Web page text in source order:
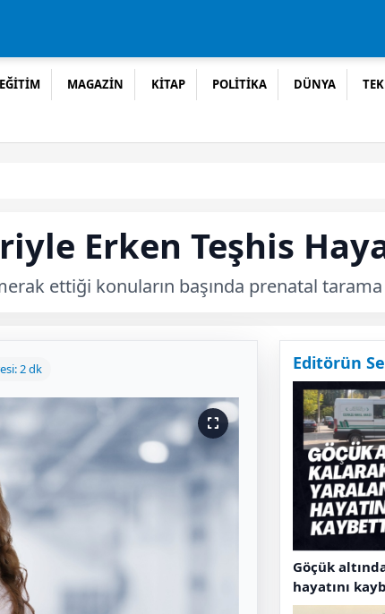
EĞİTİM MAGAZİN KİTAP POLİTİKA DÜNYA
Erken Teşhis
ettiği konuların başında prenatal
2 dk Editörün
Göçük
hayatını